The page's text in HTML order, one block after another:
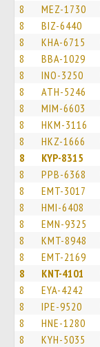
8 MEZ-1730
8 BIZ-6440
8 KHA-6715
8 BBA-1029
8 INO-3250
8 ATH-5246
8 MIM-6603
8 HKM-3116
8 HKZ-1666
8 KYP-8315
8 PPB-6368
8 EMT-3017
8 HMI-6408
8 EMN-9325
8 KMT-8948
8 EMT-2169
8 KNT-4101
8 EYA-4242
8 IPE-9520
8 HNE-1280
8 KYH-5035